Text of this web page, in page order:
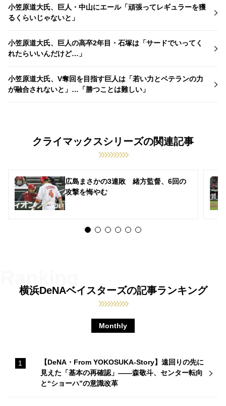
小笠原道大氏、巨人・中山にエール「頑張ってレギュラーを獲
るくらいじゃないと」
小笠原道大氏、巨人の高卒2年目・石塚は「サードでいってく
れたらいいんだけど…」
小笠原道大氏、V奪回を目指す巨人は「若い力とベテランの力
が融合されないと」…「勝つことは難しい」
クライマックスシリーズの関連記事
広島まさかの3連敗 緒方監督、6回の
攻撃を悔やむ
横浜DeNAベイスターズの記事ランキング
Monthly
【DeNA・From YOKOSUKA-Story】遠回りの先に
見えた「基本の再確認」——森敬斗、センター転向
と“ショーハ”の意識改革